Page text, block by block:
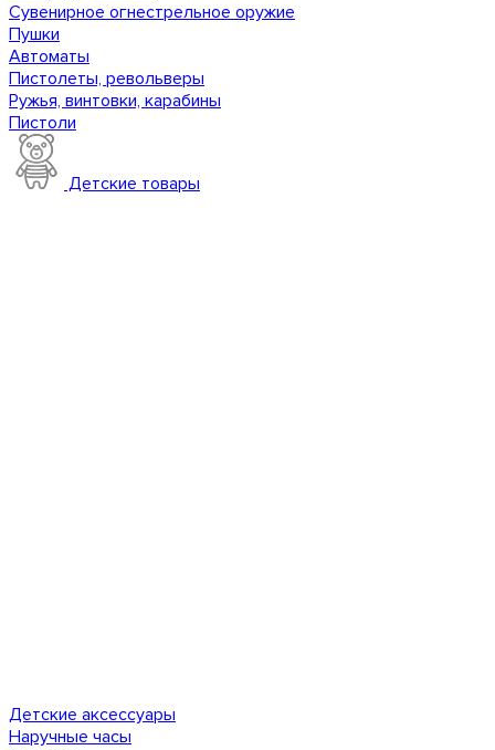
Сувенирное огнестрельное оружие
Пушки
Автоматы
Пистолеты, револьверы
Ружья, винтовки, карабины
Пистоли
Детские товары
Детские аксессуары
Наручные часы